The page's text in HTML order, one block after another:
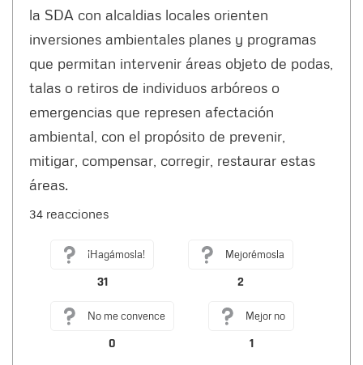
la SDA con alcaldias locales orienten
inversiones ambientales planes y programas
que permitan intervenir áreas objeto de podas,
talas o retiros de individuos arbóreos o
emergencias que represen afectación
ambiental, con el propósito de prevenir,
mitigar, compensar, corregir, restaurar estas
áreas.
34 reacciones
¡Hagámosla!
31
Mejorémosla
2
No me convence
0
Mejor no
1